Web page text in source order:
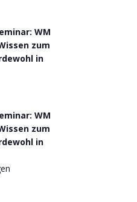
WM
zum
in
WM
zum
in